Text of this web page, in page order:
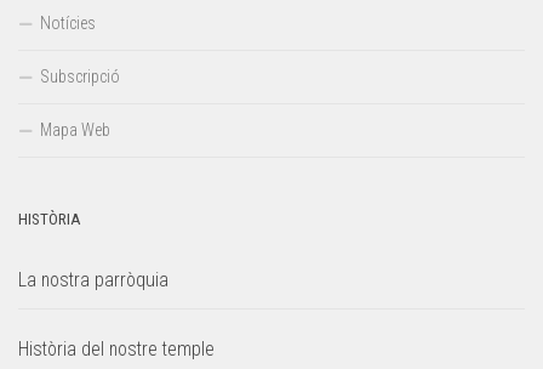
Notícies
Subscripció
Mapa Web
HISTÒRIA
La nostra parròquia
Història del nostre temple